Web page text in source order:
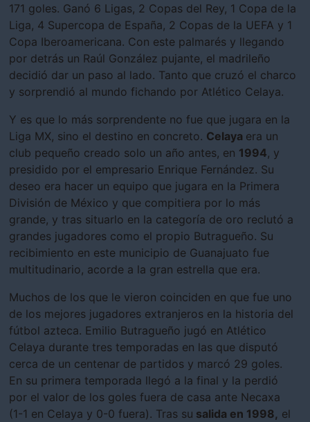
171 goles. Ganó 6 Ligas, 2 Copas del Rey, 1 Copa de la
Liga, 4 Supercopa de España, 2 Copas de la UEFA y 1
Copa Iberoamericana. Con este palmarés y llegando
por detrás un Raúl González pujante, el madrileño
decidió dar un paso al lado. Tanto que cruzó el charco
y sorprendió al mundo fichando por Atlético Celaya.
Y es que lo más sorprendente no fue que jugara en la
Liga MX, sino el destino en concreto. Celaya era un
club pequeño creado solo un año antes, en 1994, y
presidido por el empresario Enrique Fernández. Su
deseo era hacer un equipo que jugara en la Primera
División de México y que compitiera por lo más
grande, y tras situarlo en la categoría de oro reclutó a
grandes jugadores como el propio Butragueño. Su
recibimiento en este municipio de Guanajuato fue
multitudinario, acorde a la gran estrella que era.
Muchos de los que le vieron coinciden en que fue uno
de los mejores jugadores extranjeros en la historia del
fútbol azteca. Emilio Butragueño jugó en Atlético
Celaya durante tres temporadas en las que disputó
cerca de un centenar de partidos y marcó 29 goles.
En su primera temporada llegó a la final y la perdió
por el valor de los goles fuera de casa ante Necaxa
(1-1 en Celaya y 0-0 fuera). Tras su salida en 1998, el